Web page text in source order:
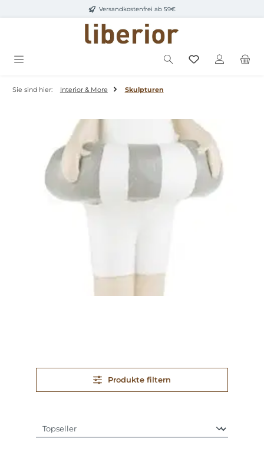
Zum Hauptinhalt springenVersandkostenfrei ab 59€
Sie sind hier: Interior & More Skulpturen
Produkte filtern